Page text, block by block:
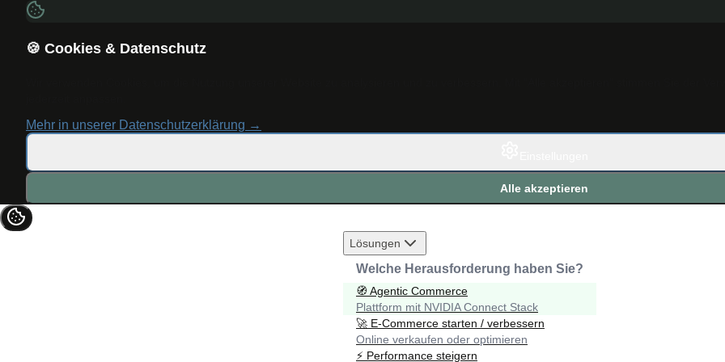
🍪 Cookies & Datenschutz
Mehr in unserer Datenschutzerklärung →
Alle akzeptieren
Lösungen
Welche Herausforderung haben Sie?
🧭Agentic Commerce
Plattform mit NVIDIA Connect Stack
🚀 E-Commerce starten / verbessern
Online verkaufen oder optimieren
⚡ Performance steigern